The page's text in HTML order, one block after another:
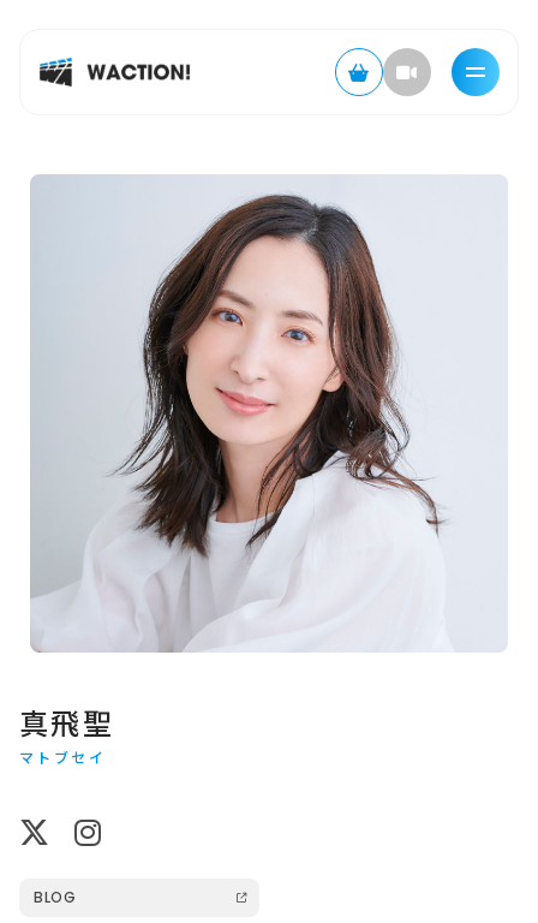
真飛聖
マトブセイ
BLOG